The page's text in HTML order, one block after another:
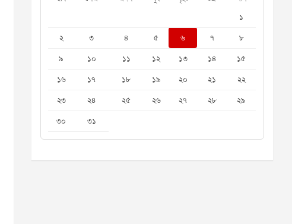
১
২
৩ ৪ ৫ ৬ ৭
৮
৯
১০ ১১ ১২ ১৩ ১৪
১৫
১৬
১৭ ১৮ ১৯ ২০ ২১
২২
২৩
২৪ ২৫ ২৬ ২৭ ২৮
২৯
৩০
৩১